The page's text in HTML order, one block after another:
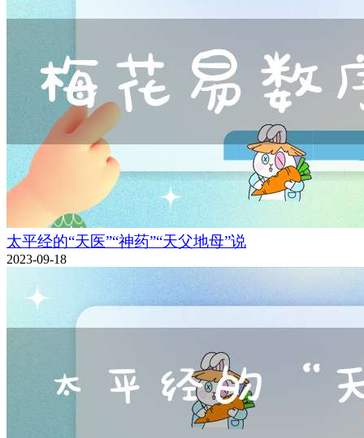
太平经的“天医”“神药”“天父地母”说
2023-09-18